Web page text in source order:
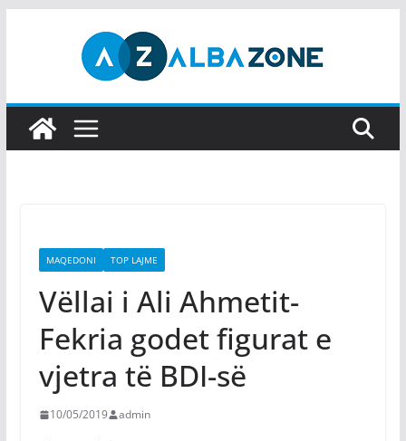
MAQEDONI TOP LAJME
Vëllai i Ali Ahmetit-
Fekria godet figurat e
vjetra të BDI-së
10/05/2019 admin